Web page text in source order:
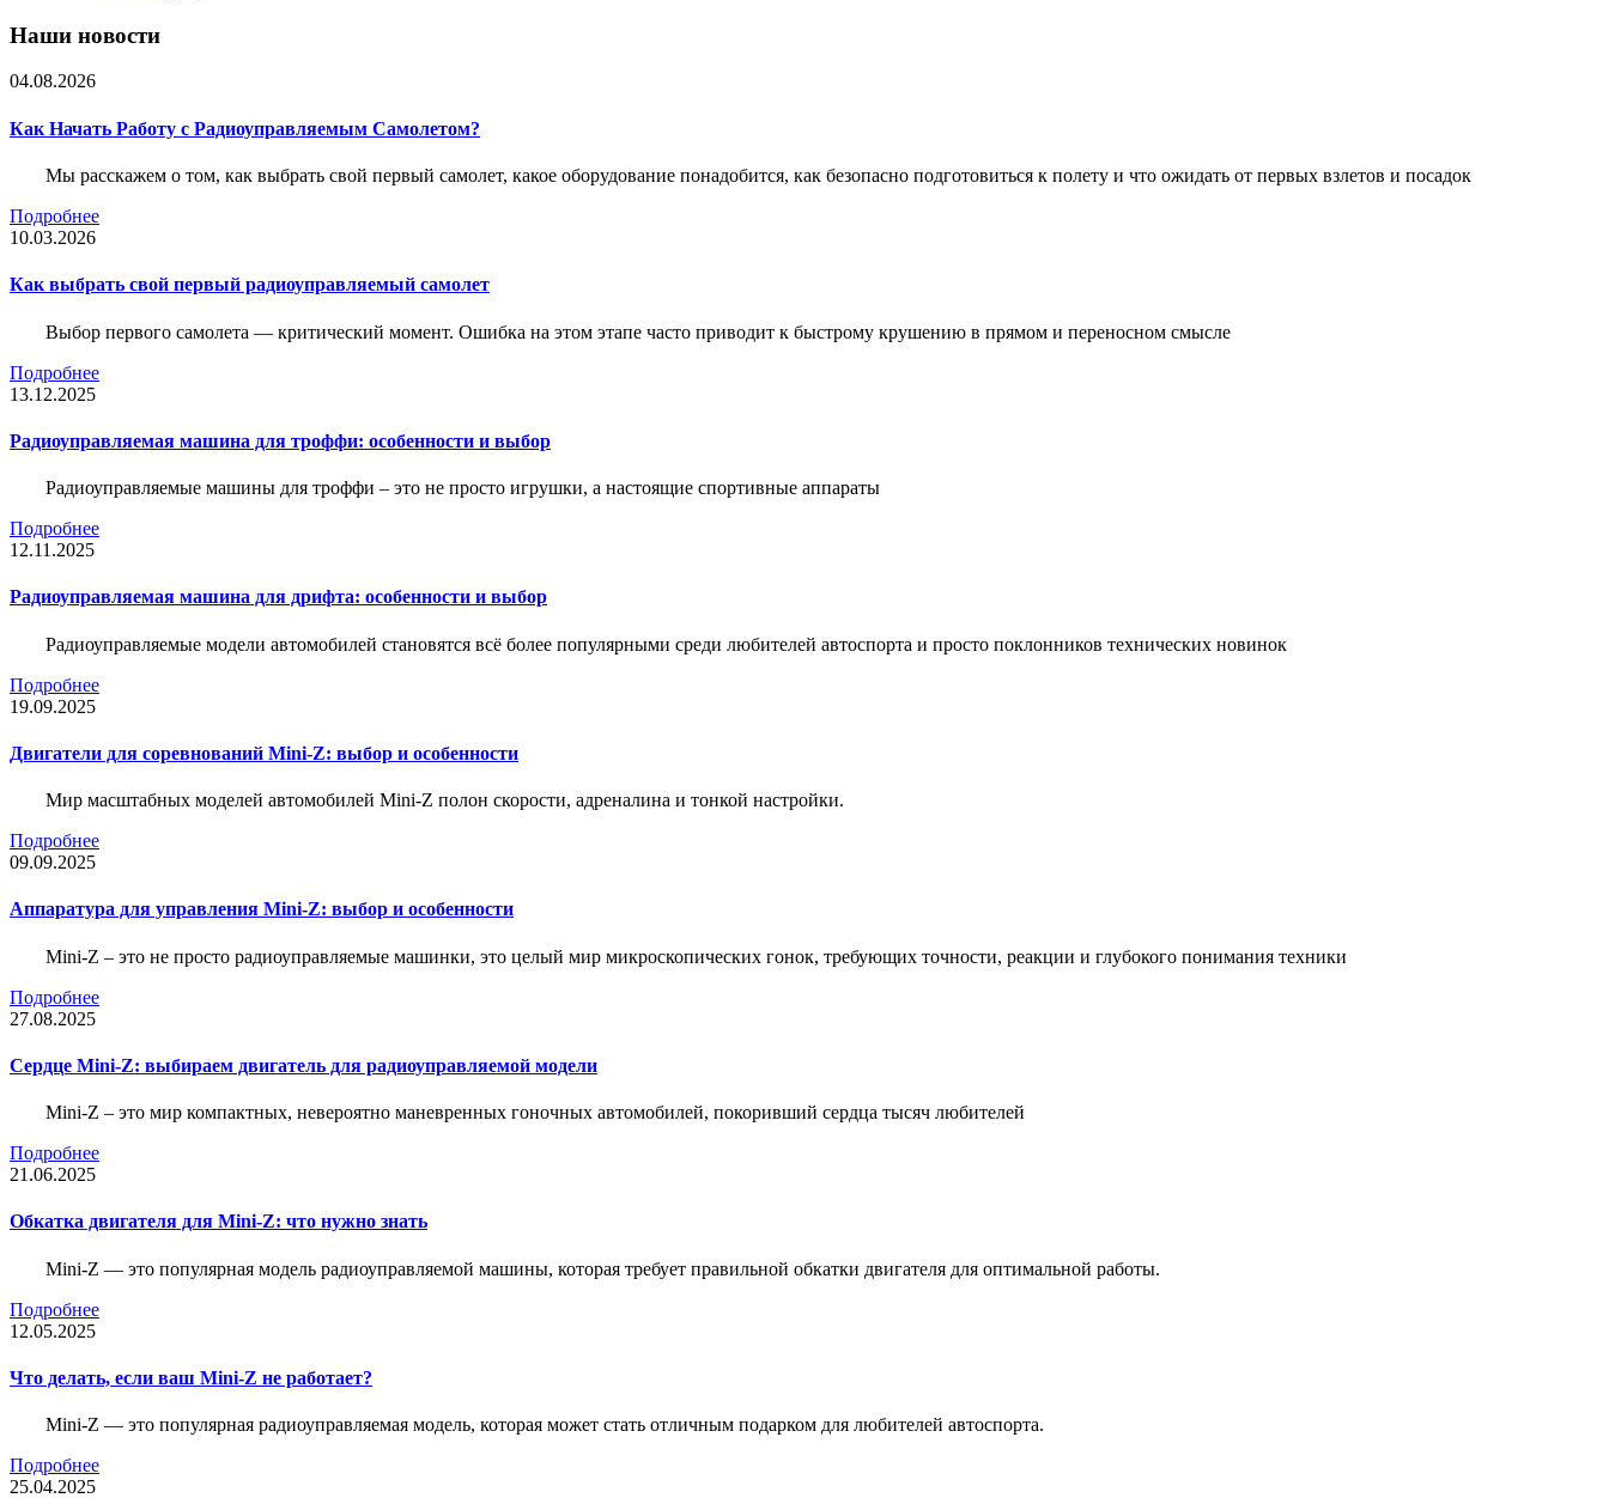
Наши новости
04.08.2026
Как Начать Работу с Радиоуправляемым Самолетом?
Мы расскажем о том, как выбрать свой первый самолет, какое оборудование понадобится, как безопасно подготовиться к полету и что ожидать от первых взлетов и посадок
Подробнее
10.03.2026
Как выбрать свой первый радиоуправляемый самолет
Выбор первого самолета — критический момент. Ошибка на этом этапе часто приводит к быстрому крушению в прямом и переносном смысле
Подробнее
13.12.2025
Радиоуправляемая машина для троффи: особенности и выбор
Радиоуправляемые машины для троффи – это не просто игрушки, а настоящие спортивные аппараты
Подробнее
12.11.2025
Радиоуправляемая машина для дрифта: особенности и выбор
Радиоуправляемые модели автомобилей становятся всё более популярными среди любителей автоспорта и просто поклонников технических новинок
Подробнее
19.09.2025
Двигатели для соревнований Mini-Z: выбор и особенности
Мир масштабных моделей автомобилей Mini-Z полон скорости, адреналина и тонкой настройки.
Подробнее
09.09.2025
Аппаратура для управления Mini-Z: выбор и особенности
Mini-Z – это не просто радиоуправляемые машинки, это целый мир микроскопических гонок, требующих точности, реакции и глубокого понимания техники
Подробнее
27.08.2025
Сердце Mini-Z: выбираем двигатель для радиоуправляемой модели
Mini-Z – это мир компактных, невероятно маневренных гоночных автомобилей, покоривший сердца тысяч любителей
Подробнее
21.06.2025
Обкатка двигателя для Mini-Z: что нужно знать
Mini-Z — это популярная модель радиоуправляемой машины, которая требует правильной обкатки двигателя для оптимальной работы.
Подробнее
12.05.2025
Что делать, если ваш Mini-Z не работает?
Mini-Z — это популярная радиоуправляемая модель, которая может стать отличным подарком для любителей автоспорта.
Подробнее
25.04.2025